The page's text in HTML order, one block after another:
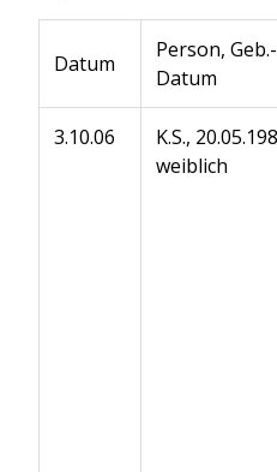
Datum
Person, Geb.-
Datum
3.10.06
K.S.,
weiblich